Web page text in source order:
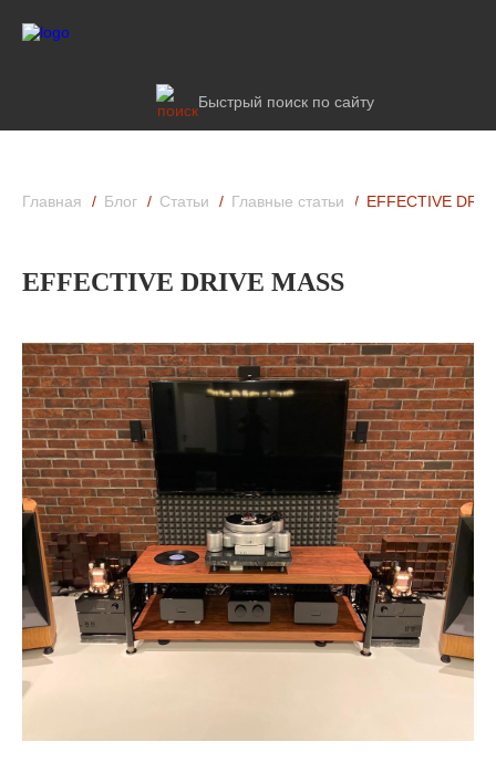
Быстрый поиск по сайту
Главная Блог Статьи Главные статьи EFFECTIVE
EFFECTIVE DRIVE MASS